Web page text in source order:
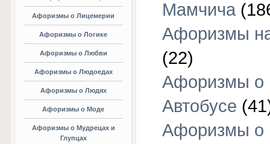
Афоризмы о Лицемерии
Афоризмы о Логике
Афоризмы о Любви
Афоризмы о Людоедах
Афоризмы о Людях
Афоризмы о Моде
Афоризмы о Мудрецах и
Глупцах
Мамчича
Афоризмы
(22)
Афоризмы о
Автобусе
Афоризмы о